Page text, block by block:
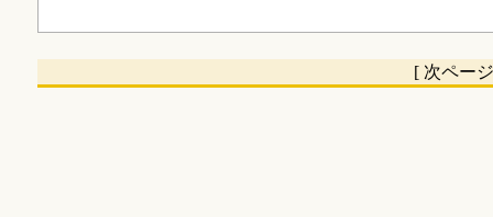
[ 次ペ